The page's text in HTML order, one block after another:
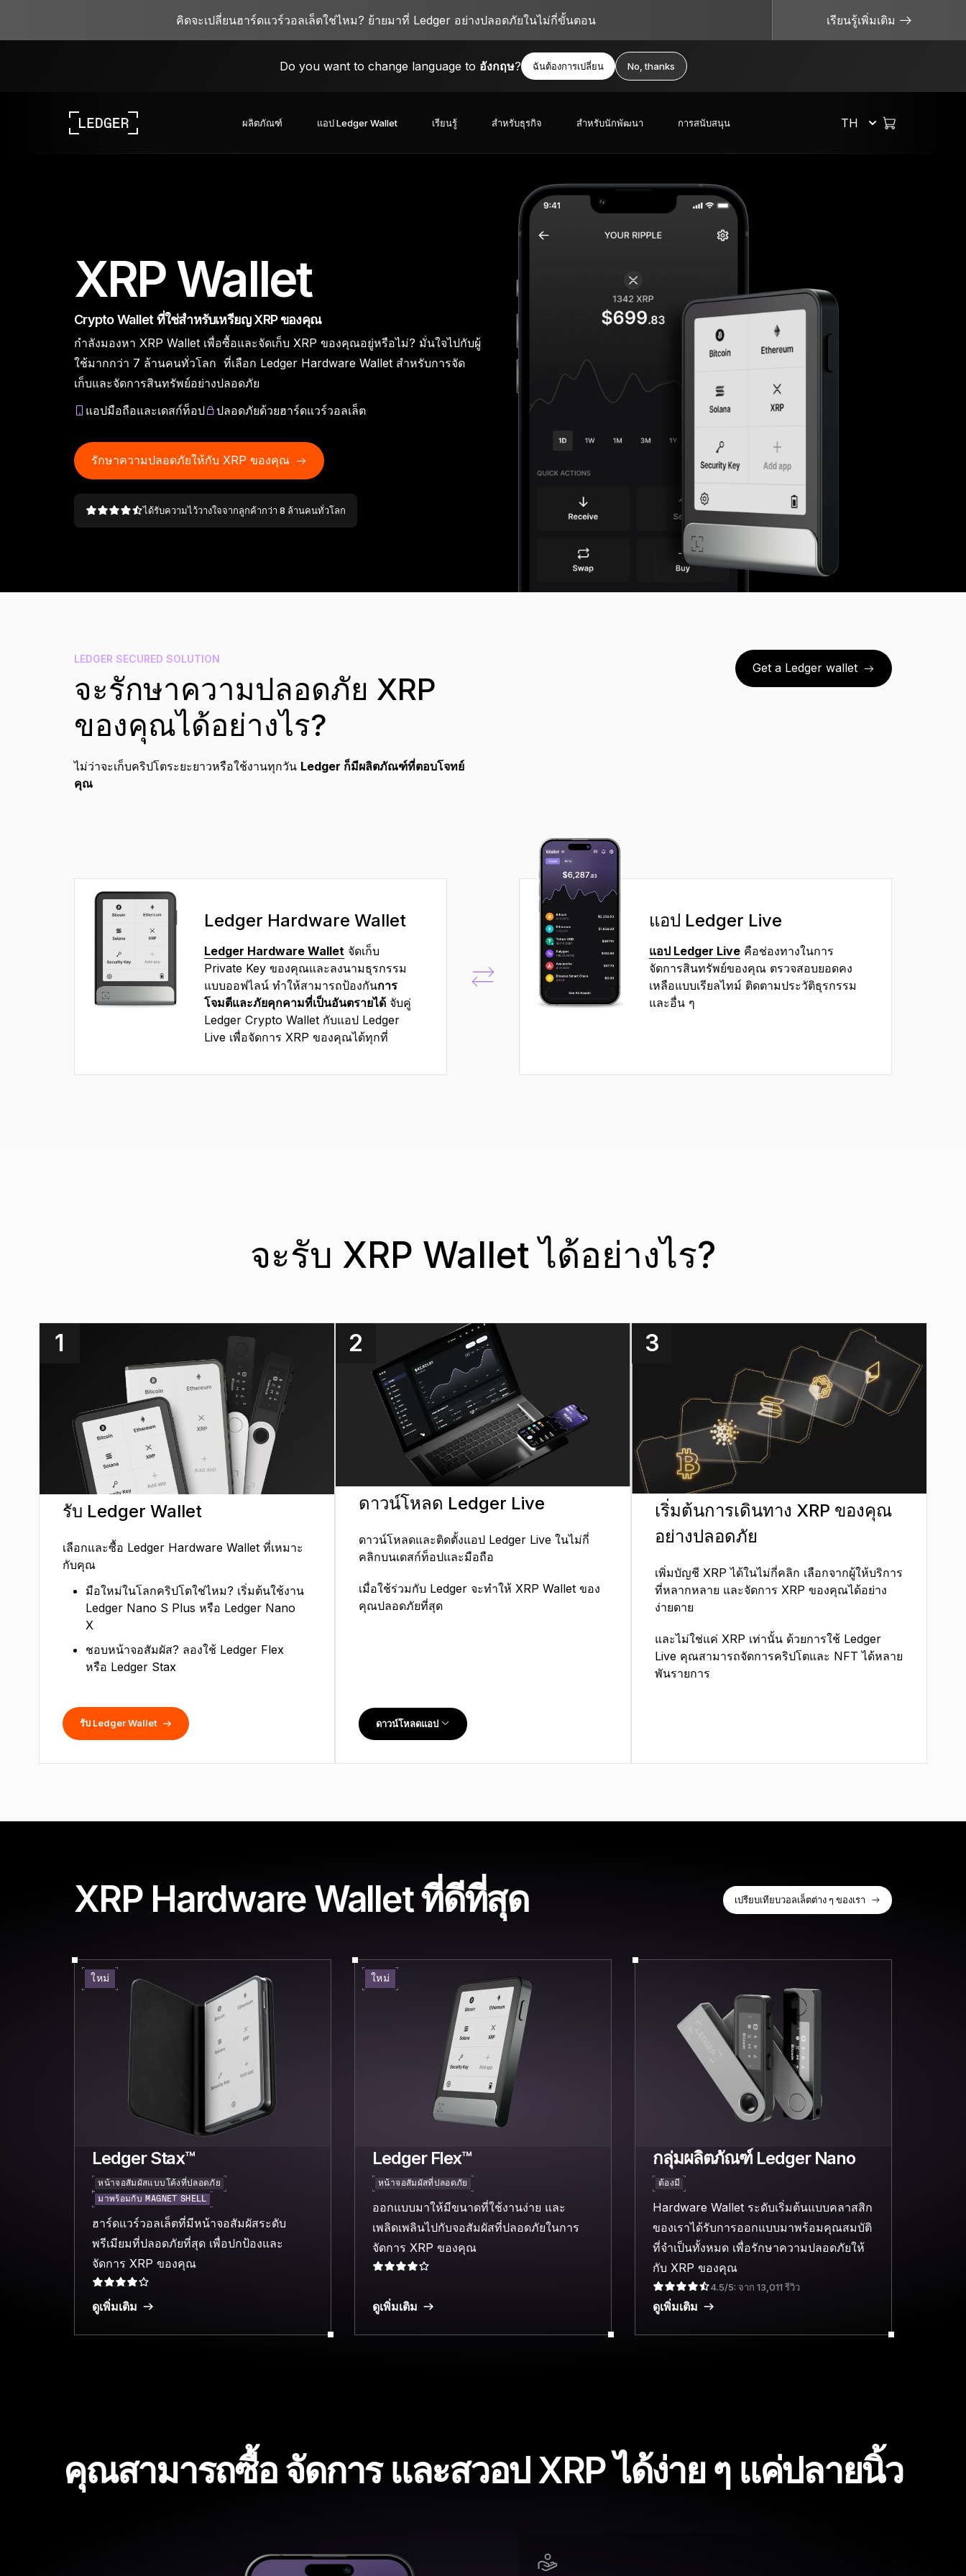
คิดจะเปลี่ยนฮาร์ดแวร์วอลเล็ตใช่ไหม? ย้ายมาที่ Ledger อย่างปลอดภัยในไม่กี่ขั้นตอน เรียนรู้เพิ่มเติม
Do you want to change language to อังกฤษ? ฉันต้องการเปลี่ยน No, thanks
ผลิตภัณฑ์
Ledger Stax
Ledger NanoGen5 Ledger Nano
เลือกช็อป
Hardware Wallet
ดูผลิตภัณฑ์ทั้งหมด
แอป Ledger Wallet
แอป Ledger Wallet
แอปคริปโตวอลเล็ตและเกตเวย์
Web3
Ledger Agent Stack
เอเยนต์เสนอ คุณอนุมัติ
อุปกรณ์ลงนามจัดการธุรกรรม
ระบบสำรองวลีกู้คืน
ปลอดภัยยิ่งขึ้นด้วยการสำรอง
ใช้จ่ายด้วยคริปโต หรือใช้คริป
โตเป็นหลักประกัน
จัดการคริปโตอย่างปลอดภัย
Bitcoin Wallet
สเตคคริปโต
เรียนรู้
Ledger Academy
เรียนรู้เกี่ยวกับคริปโตและ
Web3 อย่างปลอดภัย
Ledger Quest
ทำภารกิจ Web3 และรับ NFT
บล็อก
ข่าวสารเกี่ยวกับ Web3 และ
แหล่งข้อมูลที่มีประโยชน์
จะเกิดอะไรขึ้นหากฉันทำ Ledger หาย?
Cold Wallet คืออะไร?
Private Key คืออะไร?
คริปโตวอลเล็ตคืออะไร?
สำหรับธุรกิจ
Ledger Enterprise
แพลตฟอร์มสินทรัพย์ดิจิทัล
แบบครบวงจรสำหรับสถาบัน
Ledger Multisig
สำหรับผู้บริหารที่ต้องเคลื่อน
ย้ายเงินมูลค่าหลายล้าน
พาร์ทเนอร์ของ Ledger
เป็นตัวแทนจำหน่ายหรือ
พันธมิตรทางธุรกิจแบบ
Co-brand กับ Ledger
โอกาสในการปรับแต่งอุปกรณ์
สำหรับนักพัฒนา การสนับสนุน
Ledger Stax Ledger Flex
รุ่น
มาตรฐาน
เลือกช็อป
แพ็กเกจหรือเซ็ต
TH
TH
XRP Wallet
Crypto Wallet ที่ใช่สำหรับเหรียญ XRP ของคุณ
กำลังมองหา XRP Wallet เพื่อซื้อและจัดเก็บ XRP ของคุณอยู่หรือไม่? มั่นใจไปกับผู้
ใช้มากกว่า 7 ล้านคนทั่วโลก ที่เลือก Ledger Hardware Wallet สำหรับการจัด
เก็บและจัดการสินทรัพย์อย่างปลอดภัย
แอปมือถือและเดสก์ท็อป
ปลอดภัยด้วยฮาร์ดแวร์วอลเล็ต
รักษาความปลอดภัยให้กับ XRP ของคุณ
ได้รับความไว้วางใจจากลูกค้ากว่า 8 ล้านคนทั่วโลก
LEDGER SECURED SOLUTION
จะรักษาความปลอดภัย XRP
ของคุณได้อย่างไร?
ไม่ว่าจะเก็บคริปโตระยะยาวหรือใช้งานทุกวัน Ledger ก็มีผลิตภัณฑ์ที่ตอบโจทย์
คุณ
Get a Ledger wallet
Ledger Hardware Wallet
Ledger Hardware Wallet จัดเก็บ
Private Key ของคุณและลงนามธุรกรรม
แบบออฟไลน์ ทำให้สามารถป้องกันการ
โจมตีและภัยคุกคามที่เป็นอันตรายได้ จับคู่
Ledger Crypto Wallet กับแอป Ledger
Live เพื่อจัดการ XRP ของคุณได้ทุกที่
แอป Ledger Live
แอป Ledger Live คือช่องทางในการ
จัดการสินทรัพย์ของคุณ ตรวจสอบยอดคง
เหลือแบบเรียลไทม์ ติดตามประวัติธุรกรรม
และอื่น ๆ
จะรับ XRP Wallet ได้อย่างไร?
1
รับ Ledger Wallet
เลือกและซื้อ Ledger Hardware Wallet ที่เหมาะ
กับคุณ
มือใหม่ในโลกคริปโตใช่ไหม? เริ่มต้นใช้งาน
Ledger Nano S Plus หรือ Ledger Nano
X
ชอบหน้าจอสัมผัส? ลองใช้ Ledger Flex
หรือ Ledger Stax
รับ Ledger Wallet
2
ดาวน์โหลด Ledger Live
ดาวน์โหลดและติดตั้งแอป Ledger Live ในไม่กี่
คลิกบนเดสก์ท็อปและมือถือ
เมื่อใช้ร่วมกับ Ledger จะทำให้ XRP Wallet ของ
คุณปลอดภัยที่สุด
ดาวน์โหลดแอป
3
เริ่มต้นการเดินทาง XRP ของคุณ
อย่างปลอดภัย
เพิ่มบัญชี XRP ได้ในไม่กี่คลิก เลือกจากผู้ให้บริการ
ที่หลากหลาย และจัดการ XRP ของคุณได้อย่าง
ง่ายดาย
และไม่ใช่แค่ XRP เท่านั้น ด้วยการใช้ Ledger
Live คุณสามารถจัดการคริปโตและ NFT ได้หลาย
พันรายการ
XRP Hardware Wallet ที่ดีที่สุด เปรียบเทียบวอลเล็ตต่าง ๆ ของเรา
ใหม่
Ledger Stax™
หน้าจอสัมผัสแบบโค้งที่ปลอดภัย
มาพร้อมกับ MAGNET SHELL
ฮาร์ดแวร์วอลเล็ตที่มีหน้าจอสัมผัสระดับ
พรีเมียมที่ปลอดภัยที่สุด เพื่อปกป้องและ
จัดการ XRP ของคุณ
ดูเพิ่มเติม
ใหม่
Ledger Flex™
หน้าจอสัมผัสที่ปลอดภัย
ออกแบบมาให้มีขนาดที่ใช้งานง่าย และ
เพลิดเพลินไปกับจอสัมผัสที่ปลอดภัยในการ
จัดการ XRP ของคุณ
ดูเพิ่มเติม
กลุ่มผลิตภัณฑ์ Ledger Nano
ต้องมี
Hardware Wallet ระดับเริ่มต้นแบบคลาสสิก
ของเราได้รับการออกแบบมาพร้อมคุณสมบัติ
ที่จำเป็นทั้งหมด เพื่อรักษาความปลอดภัยให้
กับ XRP ของคุณ
4.5/5: จาก 13,011 รีวิว
ดูเพิ่มเติม
คุณสามารถซื้อ จัดการ และสวอป XRP ได้ง่าย ๆ แค่ปลายนิ้ว